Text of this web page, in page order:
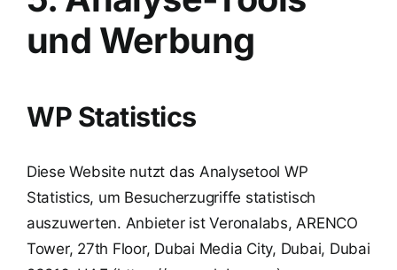
und Werbung
WP Statistics
Diese Website nutzt das Analysetool WP
Statistics, um Besucherzugriffe statistisch
auszuwerten. Anbieter ist Veronalabs, ARENCO
Tower, 27th Floor, Dubai Media City, Dubai, Dubai